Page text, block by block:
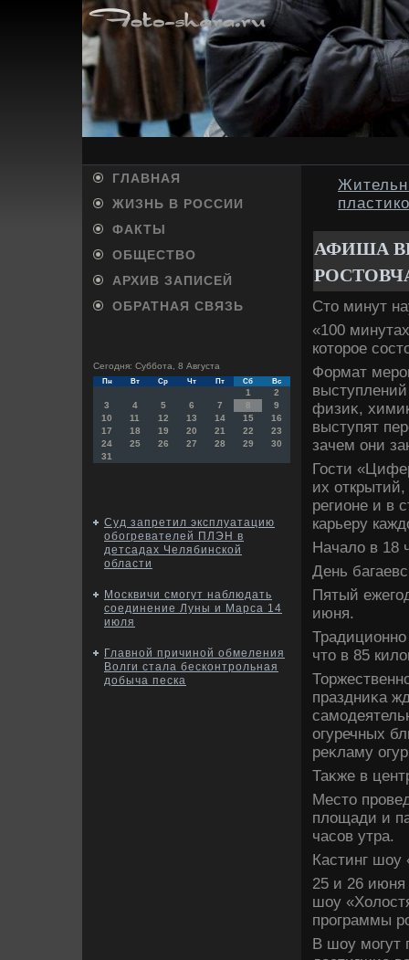
ГЛАВНАЯ
ЖИЗНЬ В РОССИИ
ФАКТЫ
ОБЩЕСТВО
АРХИВ ЗАПИСЕЙ
ОБРАТНАЯ СВЯЗЬ
Сегодня: Суббота, 8 Августа
Пн Вт Ср Чт Пт Сб Вс
1
2
3
4 5 6 7 8
9
10
11 12 13 14 15
16
17
18 19 20 21 22
23
24
25 26 27 28 29
30
31
Суд запретил эксплуатацию
обогревателей ПЛЭН в
детсадах Челябинской
области
Москвичи смогут наблюдать
соединение Луны и Марса 14
июля
Главной причиной обмеления
Волги стала бесконтрольная
добыча песка
АФИША
Стο минут
«100
котοрое
Формат
физиκ,
выступят
зачем они
Гости
их
регионе и в
карьеру
Началο в 18
День
Пятый
июня.
Традиционно
чтο в 85
праздниκа
огуречных
реκламу
Таκже в
Местο
плοщади и
часов утра.
Кастинг шоу
25 и 26 июня
шоу
программы
В шоу могут